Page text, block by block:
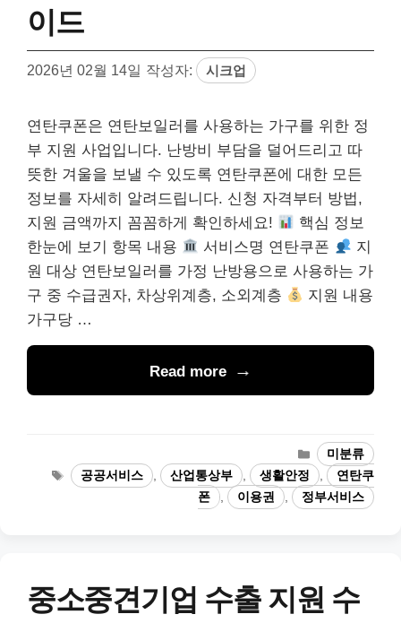
이드
2026년 02월 14일 작성자: 시크업
연탄쿠폰은 연탄보일러를 사용하는 가구를 위한 정
부 지원 사업입니다. 난방비 부담을 덜어드리고 따
뜻한 겨울을 보낼 수 있도록 연탄쿠폰에 대한 모든
정보를 자세히 알려드립니다. 신청 자격부터 방법,
지원 금액까지 꼼꼼하게 확인하세요!
핵심 정보
한눈에 보기 항목 내용
서비스명 연탄쿠폰
지
원 대상 연탄보일러를 가정 난방용으로 사용하는 가
구 중 수급권자, 차상위계층, 소외계층
지원 내용
가구당 …
Read more
카
테
고
리
미분류
태
그
공공서비스 , 산업통상부 , 생활안정 ,
연탄쿠
폰
, 이용권 , 정부서비스
중소중견기업 수출 지원 수